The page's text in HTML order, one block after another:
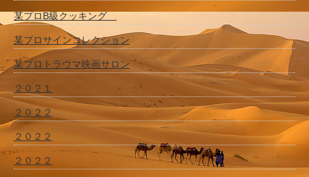
某プロB級クッキング
某プロサインコレクション
某プロトラウマ映画サロン
２０２１
２０２２
２０２２
２０２２